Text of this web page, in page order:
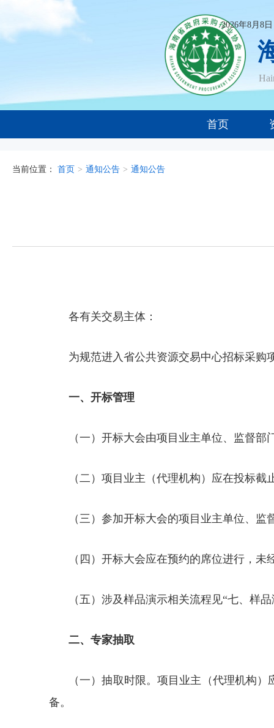
2026年8月8
首页
当前位置： 首页 > 通知公告 > 通知公告
各有关交易主体：
为规范进入省公共资源交易中心招标采购
一、开标管理
（一）开标大会由项目业主单位、监督
（二）项目业主（代理机构）应在投标
（三）参加开标大会的项目业主单位、
（四）开标大会应在预约的席位进行，
（五）涉及样品演示相关流程见“七、样
二、专家抽取
（一）抽取时限。项目业主（代理机构
备。